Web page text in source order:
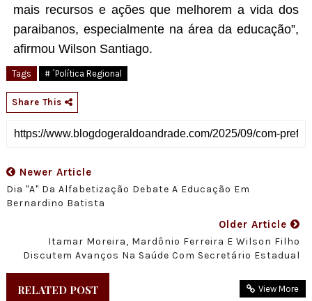
mais recursos e ações que melhorem a vida dos
paraibanos, especialmente na área da educação”,
afirmou Wilson Santiago.
Tags # ´Política Regional
Share This
Newer Article
Dia "A" Da Alfabetização Debate A Educação Em
Bernardino Batista
Older Article
Itamar Moreira, Mardônio Ferreira E Wilson Filho
Discutem Avanços Na Saúde Com Secretário Estadual
RELATED POST View More